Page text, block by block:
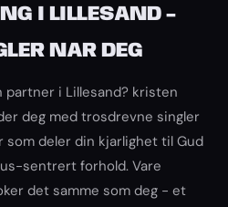
I LILLESAND -
NAR DEG
partner i Lillesand? kristen
deg med trosdrevne singler
som deler din kjarlighet til Gud
sentrert forhold. Vare
det samme som deg - et